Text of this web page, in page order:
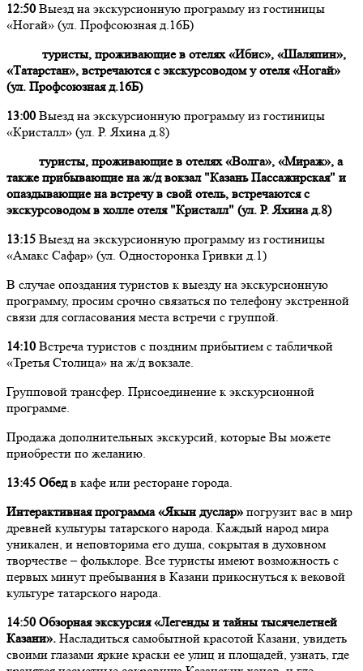
12:50 Выезд на экскурсионную программу из гостиницы
«Ногай» (ул. Профсоюзная д.16Б)
туристы, проживающие в отелях «Ибис», «Шаляпин»,
«Татарстан», встречаются с экскурсоводом у отеля «Ногай»
(ул. Профсоюзная д.16Б)
13:00 Выезд на экскурсионную программу из гостиницы
«Кристалл» (ул. Р. Яхина д.8)
туристы, проживающие в отелях «Волга», «Мираж», а
также прибывающие на ж/д вокзал "Казань Пассажирская" и
опаздывающие на встречу в свой отель, встречаются с
экскурсоводом в холле отеля "Кристалл" (ул. Р. Яхина д.8)
13:15 Выезд на экскурсионную программу из гостиницы
«Амакс Сафар» (ул. Односторонка Гривки д.1)
В случае опоздания туристов к выезду на экскурсионную
программу, просим срочно связаться по телефону экстренной
связи для согласования места встречи с группой.
14:10 Встреча туристов с поздним прибытием с табличкой
«Третья Столица» на ж/д вокзале.
Групповой трансфер. Присоединение к экскурсионной
программе.
Продажа дополнительных экскурсий, которые Вы можете
приобрести по желанию.
13:45 Обедв кафе или ресторане города.
Интерактивная программа «Якын дуслар» погрузит вас в мир
древней культуры татарского народа. Каждый народ мира
уникален, и неповторима его душа, сокрытая в духовном
творчестве – фольклоре. Все туристы имеют возможность с
первых минут пребывания в Казани прикоснуться к вековой
культуре татарского народа.
14:50 Обзорная экскурсия «Легенды и тайны тысячелетней
Казани». Насладиться самобытной красотой Казани, увидеть
своими глазами яркие краски ее улиц и площадей, узнать, где